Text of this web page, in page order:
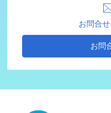
お問合
お問